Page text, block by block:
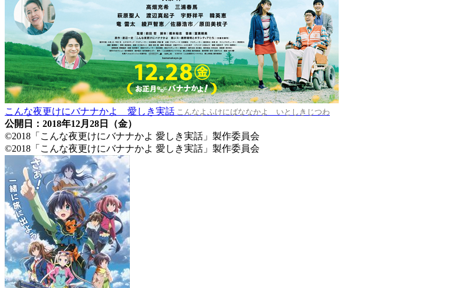
こんな夜更けにバナナかよ 愛しき実話 こんなよふけにばななかよ いとしきじつわ
公開日：2018年12月28日（金）
©2018「こんな夜更けにバナナかよ 愛しき実話」製作委員会
©2018「こんな夜更けにバナナかよ 愛しき実話」製作委員会